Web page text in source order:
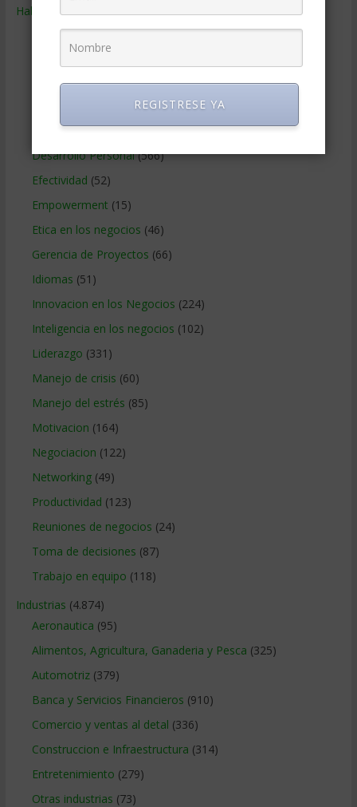
Habilidades(2.843)
Administracion del tiempo(70)
Coaching(101)
Comunicacion en los negocios(180)
Creatividad en la empresa(96)
Delegar(22)
Desarrollo Personal(566)
Efectividad (52)
Empowerment (15)
Etica en los negocios (46)
Gerencia de Proyectos (66)
Idiomas (51)
Innovacion en los Negocios (224)
Inteligencia en los negocios (102)
Liderazgo (331)
Manejo de crisis (60)
Manejo del estrés (85)
Motivacion (164)
Negociacion (122)
Networking(49)
Productividad (123)
Reuniones de negocios (24)
Toma de decisiones (87)
Trabajo en equipo (118)
Industrias (4.874)
Aeronautica (95)
Alimentos, Agricultura, Ganaderia y Pesca (325)
Automotriz(379)
Banca y Servicios Financieros (910)
Comercio y ventas al detal (336)
Construccion e Infraestructura (314)
Entretenimiento (279)
Otras industrias (73)
REGISTRESE YA